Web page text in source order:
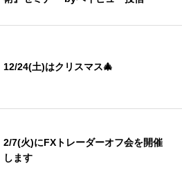
12/24(土)はクリスマス🎄
2/7(火)にFXトレーダーオフ会を開催
します